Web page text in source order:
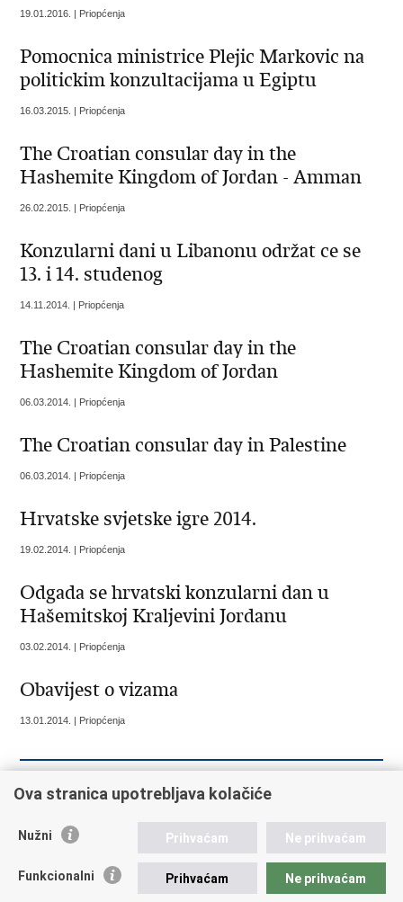
19.01.2016. | Priopćenja
Pomocnica ministrice Plejic Markovic na
politickim konzultacijama u Egiptu
16.03.2015. | Priopćenja
The Croatian consular day in the
Hashemite Kingdom of Jordan - Amman
26.02.2015. | Priopćenja
Konzularni dani u Libanonu održat ce se
13. i 14. studenog
14.11.2014. | Priopćenja
The Croatian consular day in the
Hashemite Kingdom of Jordan
06.03.2014. | Priopćenja
The Croatian consular day in Palestine
06.03.2014. | Priopćenja
Hrvatske svjetske igre 2014.
19.02.2014. | Priopćenja
Odgada se hrvatski konzularni dan u
Hašemitskoj Kraljevini Jordanu
03.02.2014. | Priopćenja
Obavijest o vizama
13.01.2014. | Priopćenja
« Prethodna 1 2 3 4 Sljedeća »
Republika Hrvatska
Ova stranica upotrebljava kolačiće
Nužni Prihvaćam Ne prihvaćam
Funkcionalni Prihvaćam Ne prihvaćam